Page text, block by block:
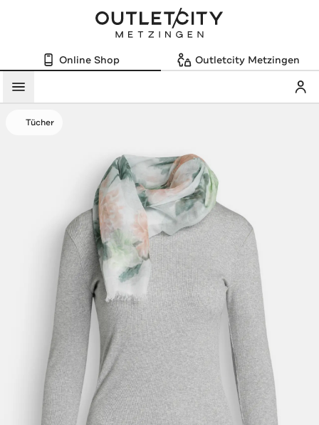
Online Shop Outletcity Metzingen
Menü
Tücher